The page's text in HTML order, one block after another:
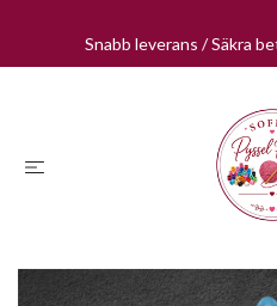
Snabb leverans / Säkra